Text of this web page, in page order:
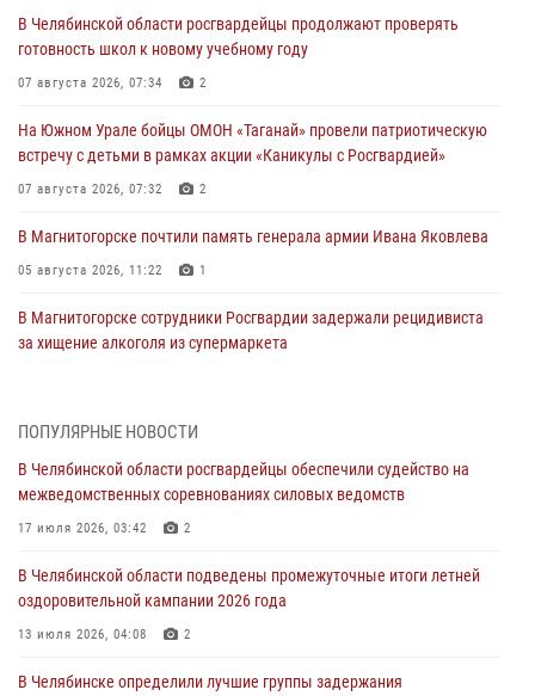
В Челябинской области росгвардейцы продолжают проверять
готовность школ к новому учебному году
07 августа 2026, 07:34 2
На Южном Урале бойцы ОМОН «Таганай» провели патриотическую
встречу с детьми в рамках акции «Каникулы с Росгвардией»
07 августа 2026, 07:32 2
В Магнитогорске почтили память генерала армии Ивана Яковлева
05 августа 2026, 11:22 1
В Магнитогорске сотрудники Росгвардии задержали рецидивиста
за хищение алкоголя из супермаркета
На Южном Урале спецназ Росгвардии провел военно-полевые
Росгвардейцы задержали трёх магазинных воров в Челябинске
На Южном Урале сотрудники Росгвардии задержали
подозреваемого в совершении убийства
ПОПУЛЯРНЫЕ НОВОСТИ
В Челябинской области росгвардейцы обеспечили судейство на
межведомственных соревнованиях силовых ведомств
17 июля 2026, 03:42 2
В Челябинской области подведены промежуточные итоги летней
оздоровительной кампании 2026 года
13 июля 2026, 04:08 2
В Челябинске определили лучшие группы задержания